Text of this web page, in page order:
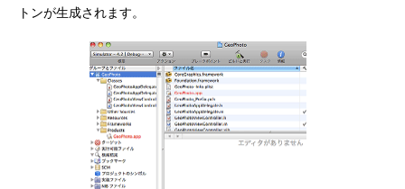
トンが生成されます。